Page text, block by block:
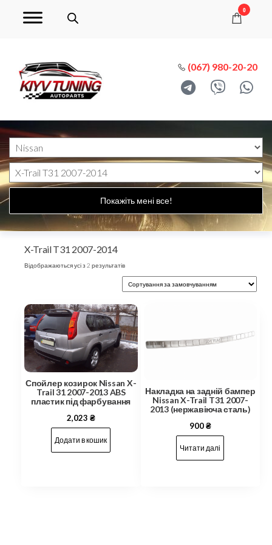
0
(067) 980-20-20
Покажіть мені все!
X-Trail T31 2007-2014
Відображаються усі з 2 результатів
Спойлер козирок Nissan X-
Trail 31 2007-2013 ABS
пластик під фарбування
2,023 ₴
Додати в кошик
Накладка на задній бампер
Nissan X-Trail T31 2007-
2013 (нержавіюча сталь)
900₴
Читати далі